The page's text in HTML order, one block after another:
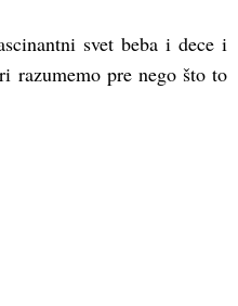
svet beba i dece i
razumemo pre nego što to